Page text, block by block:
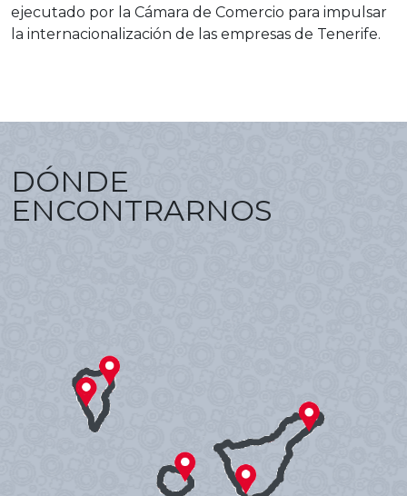
ejecutado por la Cámara de Comercio para impulsar
la internacionalización de las empresas de Tenerife.
DÓNDE
ENCONTRARNOS